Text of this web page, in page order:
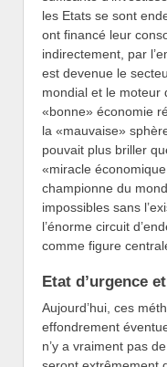
les Etats se sont
ont financé leur
indirectement, par
est devenue le
mondial et le moteur
«bonne» économie
la «mauvaise»
pouvait plus briller
«miracle économique
championne du
impossibles sans
l’énorme circuit
comme figure
Etat d’urgence
Aujourd’hui, ces
effondrement
n’y a vraiment pas